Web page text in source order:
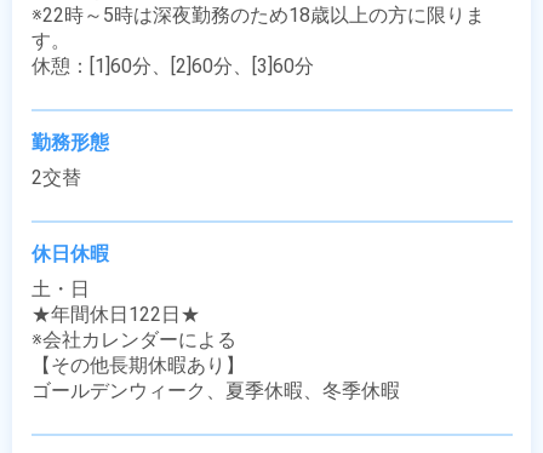
※22時～5時は深夜勤務のため18歳以上の方に限りま
す。
休憩：[1]60分、[2]60分、[3]60分
勤務形態
2交替
休日休暇
土・日
★年間休日122日★
※会社カレンダーによる
【その他長期休暇あり】
ゴールデンウィーク、夏季休暇、冬季休暇